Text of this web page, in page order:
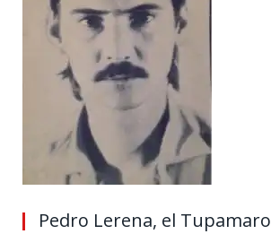
Pedro Lerena, el Tupamaro